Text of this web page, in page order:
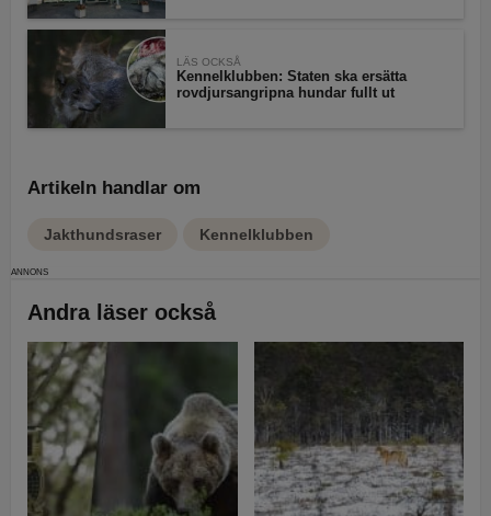
LÄS OCKSÅ
Kennelklubben: Staten ska ersätta
rovdjursangripna hundar fullt ut
Artikeln handlar om
Jakthundsraser Kennelklubben
Andra läser också